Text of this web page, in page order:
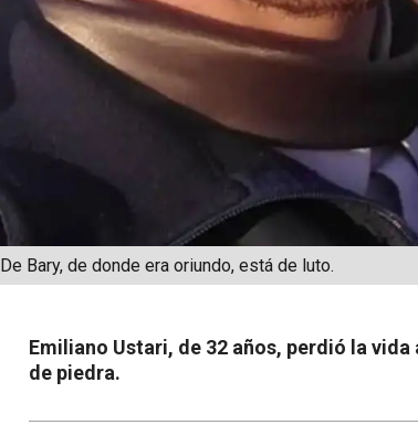
De Bary, de donde era oriundo, está de luto.
Emiliano Ustari, de 32 años, perdió la
de piedra.